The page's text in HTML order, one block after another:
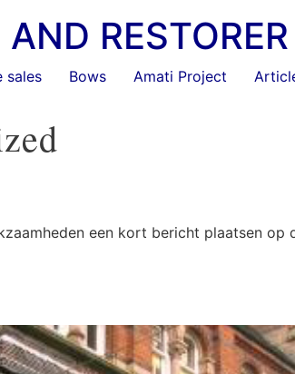
sales Bows Amati Project
een kort bericht plaatsen